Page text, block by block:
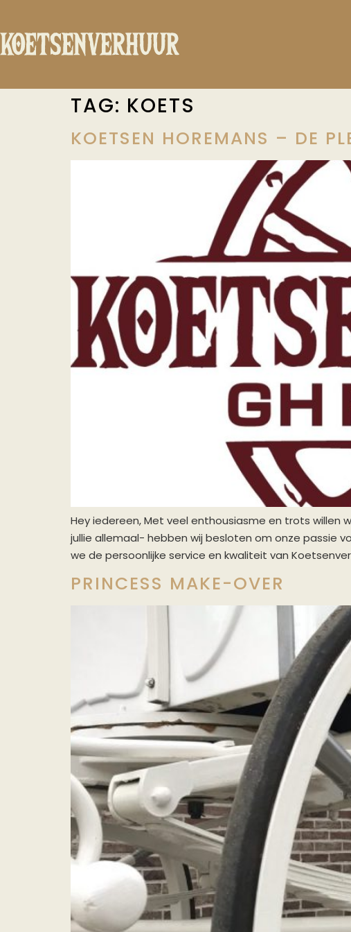
TAG: KOETS
KOETSEN HOREMANS – DE
Hey iedereen, Met veel enthousiasme en trots willen
jullie allemaal- hebben wij besloten om onze passie
we de persoonlijke service en kwaliteit van
PRINCESS MAKE-OVER